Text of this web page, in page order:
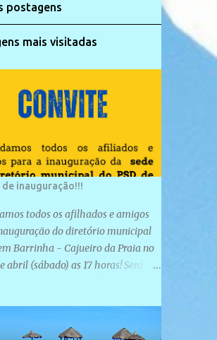
postagens
mais visitadas
de inauguração!!!
todos os afilhados e amigos
do diretório municipal
Barrinha - Cajueiro da Praia no
abril (sábado) as 17 horas! Será
na Rua São José, 98 Barrinha -